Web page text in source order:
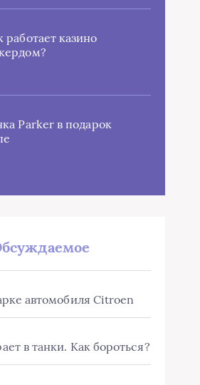
работает казино
Parker в подарок
автомобиля Citroen
в танки. Как бороться?